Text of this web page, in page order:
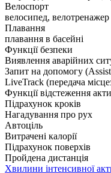
Велоспорт
велосипед, велотренажер
Плавання
плавання в басейні
Функції безпеки
Виявлення аварійних
Запит на допомогу
LiveTrack (передача
Функції відстеження
Підрахунок кроків
Нагадування про рух
Автоціль
Витрачені калорії
Підрахунок поверхів
Пройдена дистанція
Хвилини інтенсивної